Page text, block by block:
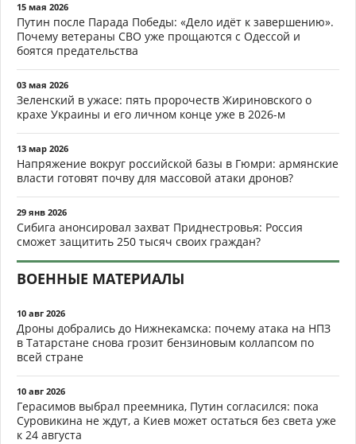
15 мая 2026
Путин после Парада Победы: «Дело идёт к завершению».
Почему ветераны СВО уже прощаются с Одессой и
боятся предательства
03 мая 2026
Зеленский в ужасе: пять пророчеств Жириновского о
крахе Украины и его личном конце уже в 2026-м
13 мар 2026
Напряжение вокруг российской базы в Гюмри: армянские
власти готовят почву для массовой атаки дронов?
29 янв 2026
Сибига анонсировал захват Приднестровья: Россия
сможет защитить 250 тысяч своих граждан?
ВОЕННЫЕ МАТЕРИАЛЫ
10 авг 2026
Дроны добрались до Нижнекамска: почему атака на НПЗ
в Татарстане снова грозит бензиновым коллапсом по
всей стране
10 авг 2026
Герасимов выбрал преемника, Путин согласился: пока
Суровикина не ждут, а Киев может остаться без света уже
к 24 августа